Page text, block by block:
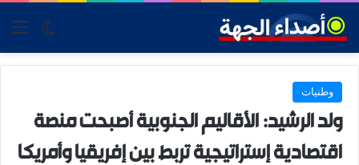
skin
وطنيات
ولد الرشيد: الأقاليم الجنوبية أصبحت منصة
اقتصادية إستراتيجية تربط بين إفريقيا وأمريكا